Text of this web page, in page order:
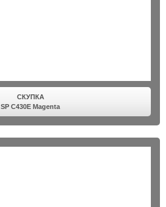
СКУПКА
SP C430E Magenta